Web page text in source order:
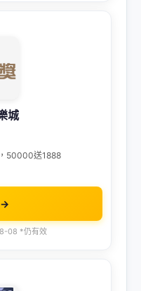
城
50000送1888
→
08 *仍有效